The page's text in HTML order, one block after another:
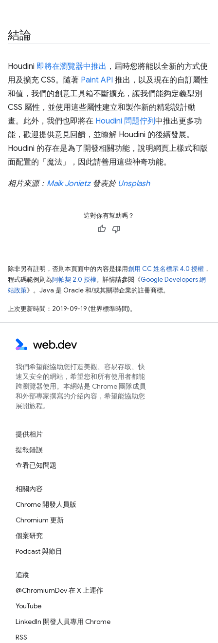
結論
Houdini 即將在瀏覽器中推出 ，屆時您將能以全新的方式使
用及擴充 CSS。隨著 Paint API 推出，以及現在的自訂屬性
和值，我們的創意工具箱不斷擴充，讓我們能夠定義型別
CSS 屬性，並使用這些屬性建立和製作新的精彩設計動
畫。此外，我們也即將在 Houdini 問題佇列中推出更多功
能，歡迎提供意見回饋，並瞭解 Houdini 的後續發展。
Houdini 的存在是為了開發相關功能，說明網頁上樣式和版
面配置的「魔法」，因此請善用這些神奇功能。
相片來源： Maik Jonietz發表於 Unsplash
這對你有幫助嗎？
除非另有註明，否則本頁面中的內容是採用創用 CC 姓名標示 4.0 授權 ，
程式碼範例則為阿帕契 2.0 授權。詳情請參閱《Google Developers 網
站政策》。Java 是 Oracle 和/或其關聯企業的註冊商標。
上次更新時間：2019-09-19 (世界標準時間)。
我們希望能協助您打造美觀、容易存取、快
速又安全的網站，希望您和所有使用者都能
跨瀏覽器使用。本網站是 Chrome 團隊成員
和外部專家撰寫的介紹內容，希望能協助您
展開旅程。
提供相片
提報錯誤
查看已知問題
相關內容
Chrome 開發人員版
Chromium 更新
個案研究
Podcast 與節目
追蹤
@ChromiumDev 在 X 上運作
YouTube
LinkedIn 開發人員專用 Chrome
RSS